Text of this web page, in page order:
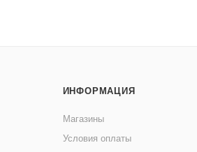
ИНФОРМАЦИЯ
Магазины
Условия оплаты